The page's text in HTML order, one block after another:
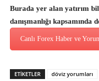
Burada yer alan yatırım
danışmanlığı kapsamında
Canlı Forex Haber ve
ETİKETLER döviz yorumları